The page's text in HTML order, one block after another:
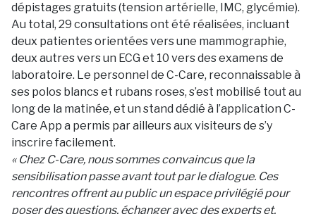
dépistages gratuits (tension artérielle, IMC, glycémie).
Au total, 29 consultations ont été réalisées, incluant
deux patientes orientées vers une mammographie,
deux autres vers un ECG et 10 vers des examens de
laboratoire. Le personnel de C-Care, reconnaissable à
ses polos blancs et rubans roses, s’est mobilisé tout au
long de la matinée, et un stand dédié à l’application C-
Care App a permis par ailleurs aux visiteurs de s’y
inscrire facilement.
« Chez C-Care, nous sommes convaincus que la
sensibilisation passe avant tout par le dialogue. Ces
rencontres offrent au public un espace privilégié pour
poser des questions, échanger avec des experts et,